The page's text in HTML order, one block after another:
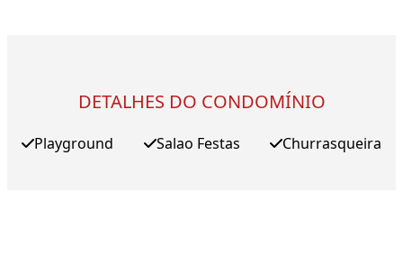
DETALHES DO CONDOMÍNIO
Playground Salao Festas Churrasqueira